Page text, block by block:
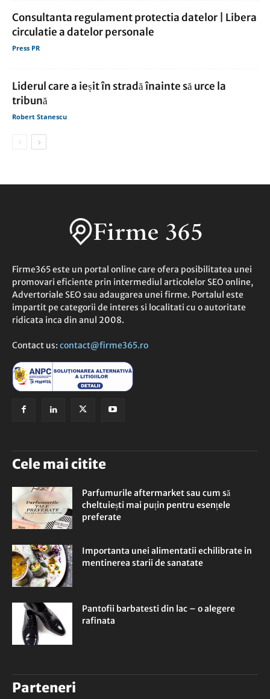
Consultanta regulament protectia datelor | Libera
circulatie a datelor personale
Press PR
Liderul care a ieșit în stradă înainte să urce la
tribună
Robert Stanescu
Firme365 este un portal online care ofera posibilitatea unei
promovari eficiente prin intermediul articolelor SEO online,
Advertoriale SEO sau adaugarea unei firme. Portalul este
impartit pe categorii de interes si localitati cu o autoritate
ridicata inca din anul 2008.
Contact us: contact@firme365.ro
Cele mai citite
Parfumurile aftermarket sau cum să
cheltuiești mai puțin pentru esențele
preferate
Importanta unei alimentatii echilibrate in
mentinerea starii de sanatate
Pantofii barbatesti din lac – o alegere
rafinata
Parteneri